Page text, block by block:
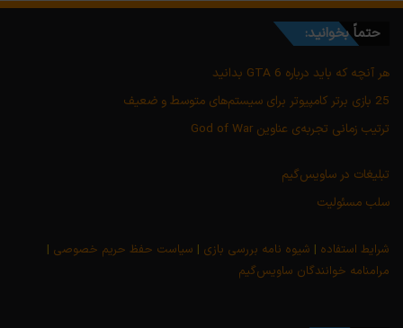
حتماً بخوانید:
هر آنچه که باید درباره GTA 6 بدانید
25 بازی برتر کامپیوتر برای سیستم‌های متوسط و ضعیف
ترتیب زمانی تجربه‌ی عناوین God of War
تبلیغات در ساویس‌گیم
سلب مسئولیت
شرایط استفاده | شیوه نامه بررسی بازی | سیاست حفظ حریم خصوصی |
مرامنامه خوانندگان ساویس‌گیم